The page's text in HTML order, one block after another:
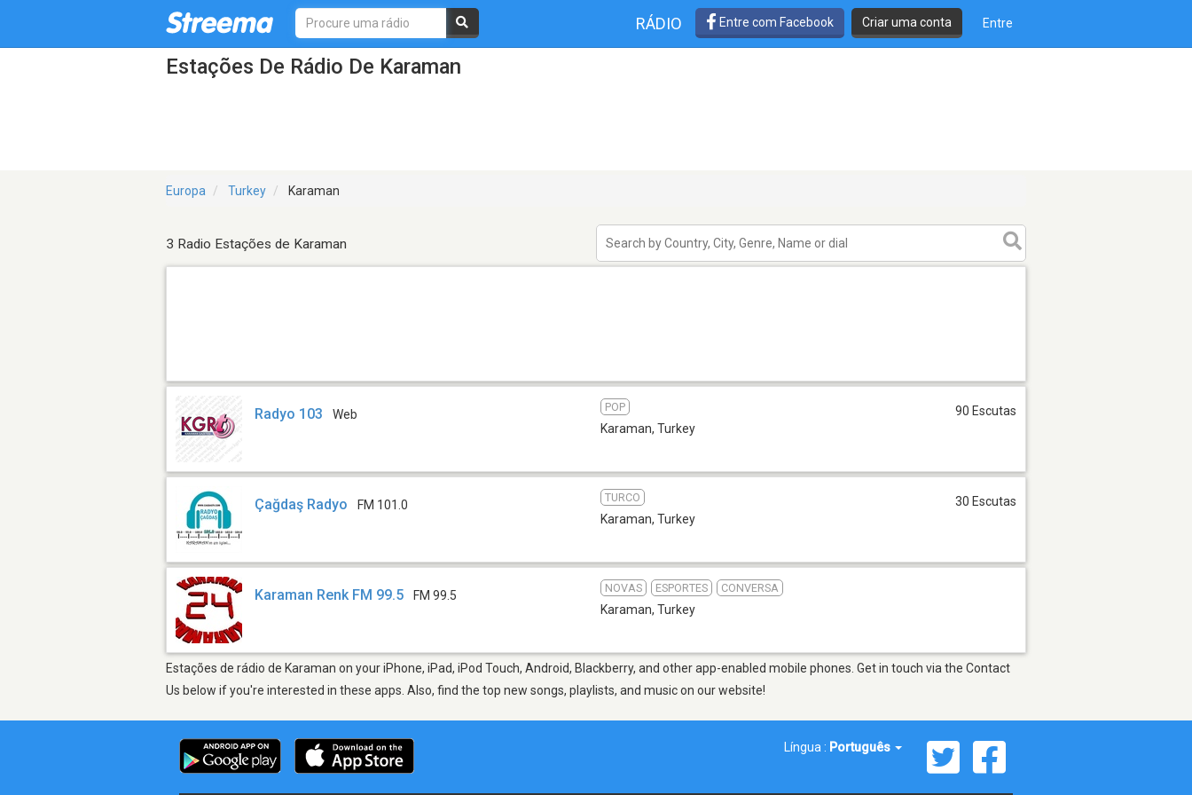
RÁDIO Entre com Facebook Criar uma conta Entre
Estações De Rádio De Karaman
Europa Turkey Karaman
3 Radio Estações de Karaman
Radyo 103 Web
POP
Karaman, Turkey
90 Escutas
Çağdaş Radyo FM 101.0
TURCO
Karaman, Turkey
30 Escutas
Karaman Renk FM 99.5 FM 99.5
NOVAS ESPORTES CONVERSA
Karaman, Turkey
Estações de rádio de Karaman on your iPhone, iPad, iPod Touch, Android, Blackberry, and other app-enabled mobile phones. Get in touch via the Contact
Us below if you're interested in these apps. Also, find the top new songs, playlists, and music on our website!
Língua : Português